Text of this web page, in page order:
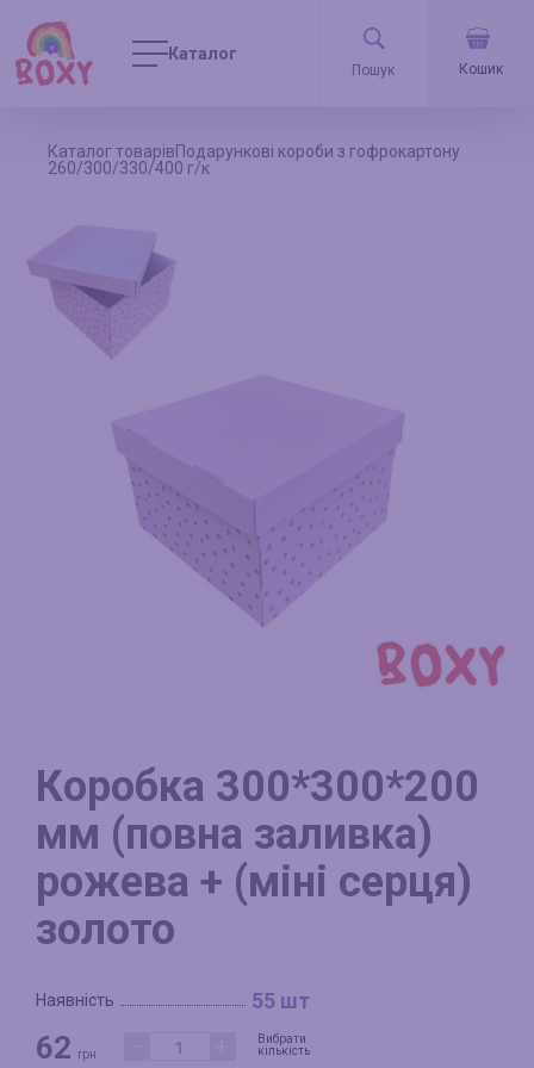
Каталог
Кошик
Каталог товарівПодарункові короби з гофрокартону
260/300/330/400 г/к
Коробка 300*300*200
мм (повна заливка)
рожева + (міні серця)
золото
Наявність 55 шт
62 грн
Вибрати
кількість